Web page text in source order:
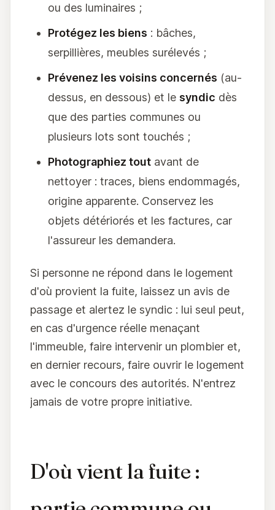
ou des luminaires ;
Protégez les biens : bâches,
serpillières, meubles surélevés ;
Prévenez les voisins concernés (au-
dessus, en dessous) et lesyndic dès
que des parties communes ou
plusieurs lots sont touchés ;
Photographiez tout avant de
nettoyer : traces, biens endommagés,
origine apparente. Conservez les
objets détériorés et les factures, car
l'assureur les demandera.
Si personne ne répond dans le logement
d'où provient la fuite, laissez un avis de
passage et alertez le syndic : lui seul peut,
en cas d'urgence réelle menaçant
l'immeuble, faire intervenir un plombier et,
en dernier recours, faire ouvrir le logement
avec le concours des autorités. N'entrez
jamais de votre propre initiative.
D'où vient la fuite :